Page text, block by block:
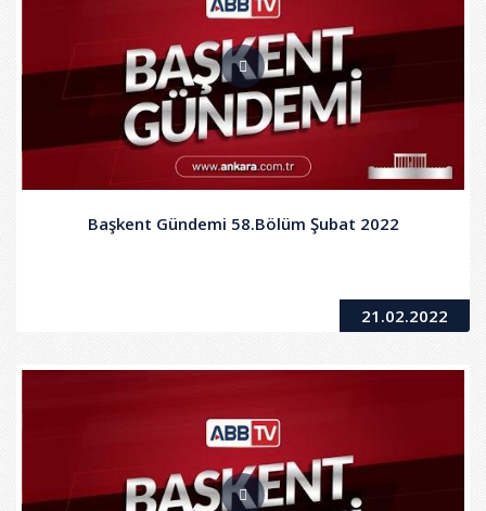
Başkent Gündemi 58.Bölüm Şubat 2022
21.02.2022